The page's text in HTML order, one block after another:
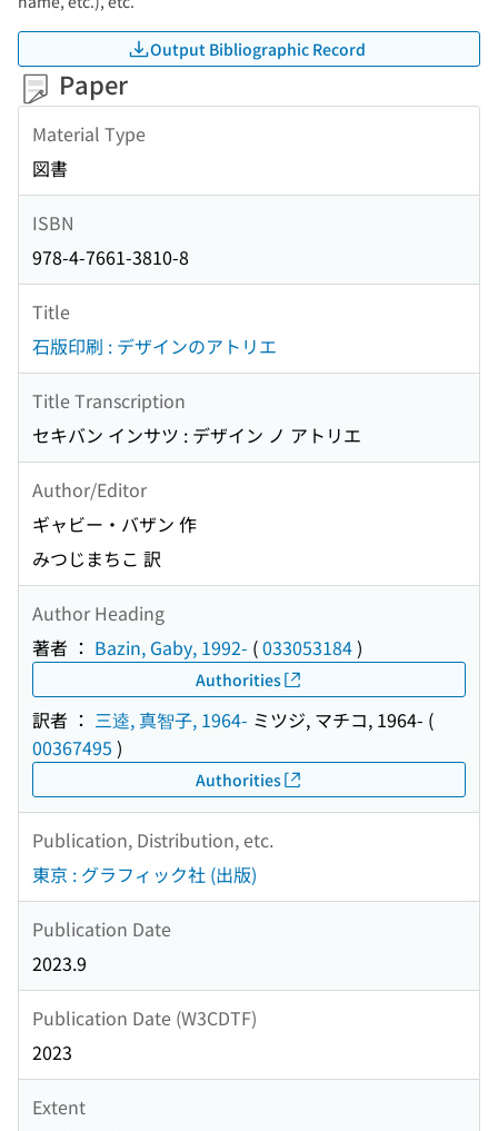
Output Bibliographic Record
Paper
Material Type
図書
ISBN
978-4-7661-3810-8
Title
石版印刷 : デザインのアトリエ
Title Transcription
セキバン インサツ : デザイン ノ アトリエ
Author/Editor
ギャビー・バザン 作
みつじまちこ 訳
Author Heading
著者 ： Bazin, Gaby, 1992- (033053184)
Authorities
訳者 ： 三逵, 真智子, 1964- ミツジ, マチコ, 1964- (
00367495 )
Authorities
Publication, Distribution, etc.
東京 : グラフィック社 (出版)
Publication Date
2023.9
Publication Date (W3CDTF)
2023
Extent